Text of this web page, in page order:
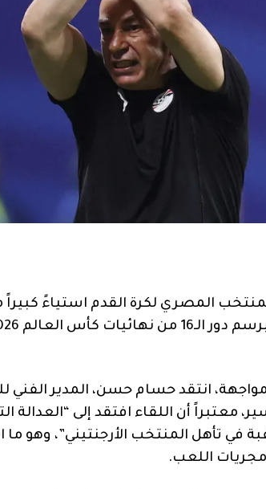
المصري لكرة القدم استياءً كبيراً
انتقد حسام حسن، المدير الفني
معتبراً أن اللقاء افتقد إلى “العدالة
في تأهل المنتخب الأرجنتيني”، وهو
مجريات اللعب.